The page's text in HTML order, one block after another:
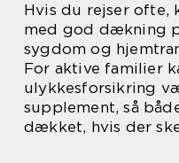
Hvis du rejser ofte,
med god dækning
sygdom og
For aktive familier
ulykkesforsikring
supplement, så
dækket, hvis der